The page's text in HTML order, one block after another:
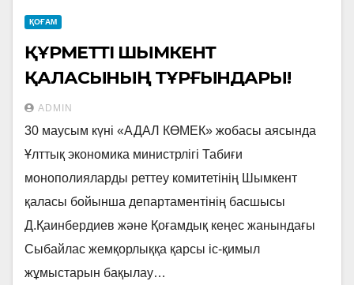
ҚОҒАМ
ҚҰРМЕТТІ ШЫМКЕНТ
ҚАЛАСЫНЫҢ ТҰРҒЫНДАРЫ!
ADMIN
30 маусым күні «АДАЛ КӨМЕК» жобасы аясында
Ұлттық экономика министрлігі Табиғи
монополияларды реттеу комитетінің Шымкент
қаласы бойынша департаментінің басшысы
Д.Қаинбердиев және Қоғамдық кеңес жанындағы
Сыбайлас жемқорлыққа қарсы іс-қимыл
жұмыстарын бақылау…